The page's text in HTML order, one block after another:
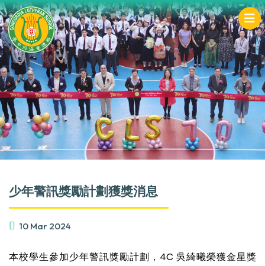
少年警訊獎勵計劃獲獎消息
10 Mar 2024
本校學生參加少年警訊獎勵計劃，4C 吳綺曦榮獲金星獎